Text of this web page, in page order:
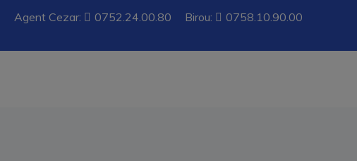
Agent Cezar: 0752.24.00.80 Birou:
0758.10.90.00